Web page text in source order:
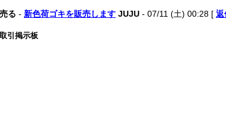
売る - 新色荷ゴキを販売します JUJU - 07/11 (土) 00:28 [ 返
引掲示板